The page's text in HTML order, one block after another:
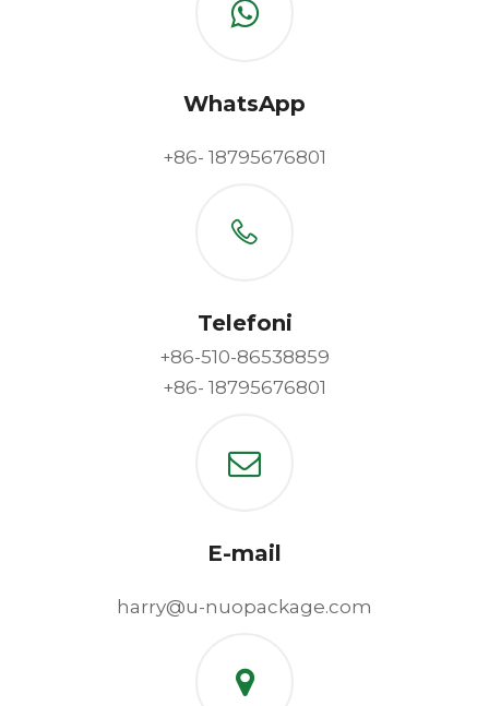
WhatsApp
+86- 18795676801
Telefoni
+86-510-86538859
+86- 18795676801
E-mail
harry@u-nuopackage.com